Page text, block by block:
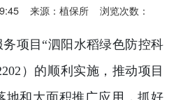
来源：植保所 浏览次数：
项目“泗阳水稻绿色防控科
）的顺利实施，推动项目